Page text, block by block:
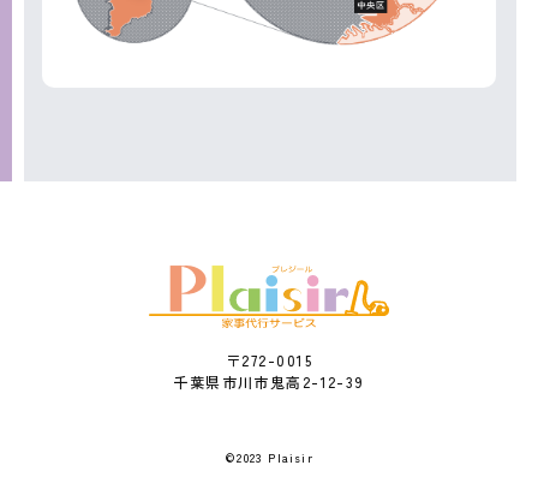
〒272-0015
千葉県市川市鬼高2-12-39
©2023 Plaisir